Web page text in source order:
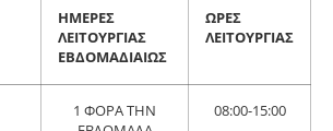
ΗΜΕΡΕΣ
ΛΕΙΤΟΥΡΓΙΑΣ
ΕΒΔΟΜΑΔΙΑΙΩΣ
ΩΡΕΣ
ΛΕΙΤΟΥΡΓΙΑΣ
1 ΦΟΡΑ ΤΗΝ
08:00-15:00